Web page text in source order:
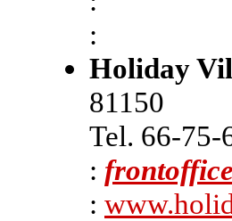
:
Holiday
81150
Tel. 66-75-
:
: